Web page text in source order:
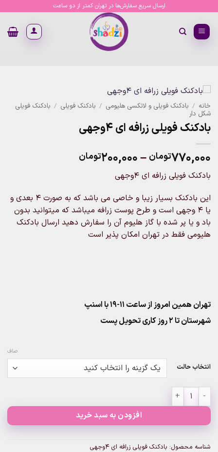
content
ارسال سریع سفارش‌ها در تهران کمتر از دو ساعت
خانه / بادکنک فویلی و لاتکسی هلیومی / بادکنک فویلی / بادکنک فویلی
شکل دار
بادکنک فویلی زرافه ای ۴وجهی
۷۷۰,۰۰۰تومان –۲۰۰,۰۰۰تومان
through
۷۷۰,۰۰۰تومان
بادکنک فویلی زرافه ای ۴وجهی
این بادکنک بسیار زیبا و خاصی می باشد که به صورت ۴ بعدی و
یا ۴ وجهی است و طرح پوست زرافه میباشد که میتوانید بدون
باد و یا پر شده با گاز هلیوم آن را سفارش دهید ارسال بادکنک
هلیومی فقط در تهران امکان پذیر است
تهران همین امروز از ساعت ۱۱-۱۹ با اسنپ
شهرستان تا 2 روز کاری تحویل پست
انتخاب حالت
صاف
بادکنک فویلی زرافه ای ۴وجهی عدد
افزودن به سبد خرید
شناسه محصول: بادکنک فویلی زرافه ای ۴وجهی